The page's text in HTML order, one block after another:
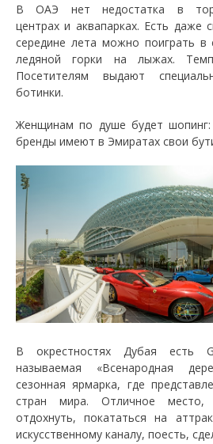
В ОАЭ нет недостатка в
центрах и аквапарках. Есть даже
середине лета можно поиграть в
ледяной горки на лыжах.
Посетителям выдают
ботинки.
Женщинам по душе будет
бренды имеют в Эмиратах свои
В окрестностях Дубая есть
называемая «Всенародная
сезонная ярмарка, где
стран мира. Отличное
отдохнуть, покататься на
искусственному каналу, поесть,